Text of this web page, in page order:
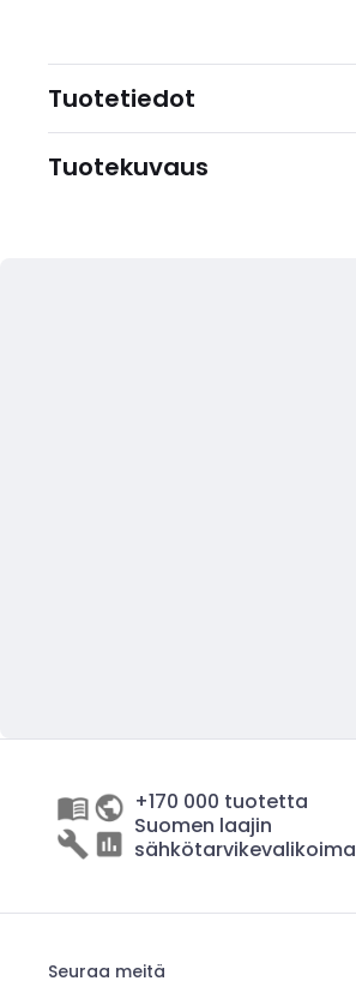
Tuotetiedot
Tuotekuvaus
+170 000 tuotetta
Suomen laajin
sähkötarvikevalikoima
Seuraa meitä